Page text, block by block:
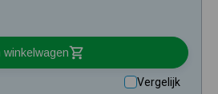
winkelwagen
Vergelijk